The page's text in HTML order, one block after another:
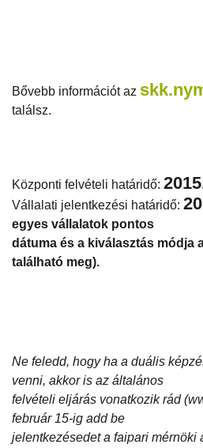
Bővebb információt az
találsz.
Központi felvételi határidő:
Vállalati jelentkezési határidő:
egyes vállalatok pontos
dátuma és a kiválasztás módja
található meg).
Ne feledd, hogy ha a duális
venni, akkor is az általános
felvételi eljárás vonatkozik rád
február 15-ig add be
jelentkezésedet a faipari mérnöki